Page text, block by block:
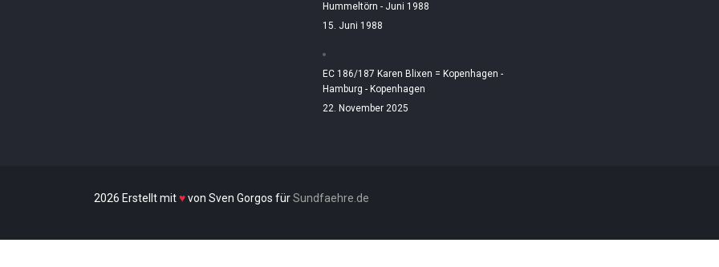
Hummeltörn - Juni 1988
15. Juni 1988
EC 186/187 Karen Blixen = Kopenhagen -
Hamburg - Kopenhagen
22. November 2025
2026 Erstellt mit♥von Sven Gorgos fürSundfaehre.de